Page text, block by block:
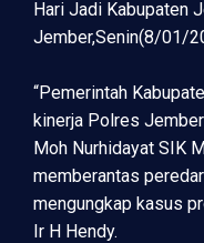
Hari Jadi Kabupaten
Jember,Senin(8/01/
“Pemerintah
kinerja Polres
Moh Nurhidayat SIK
memberantas
mengungkap kasus
Ir H Hendy.